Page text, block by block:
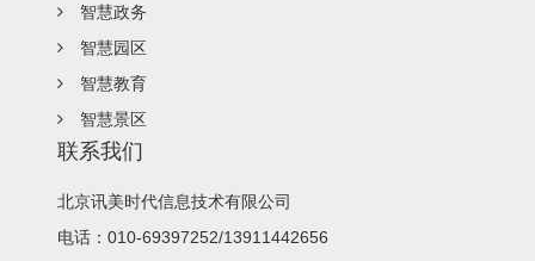
智慧政务
智慧园区
智慧教育
智慧景区
联系我们
北京讯美时代信息技术有限公司
电话：010-69397252/13911442656